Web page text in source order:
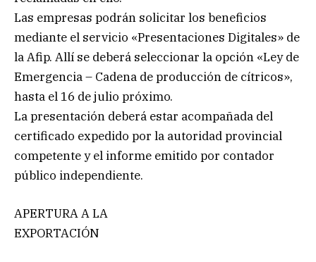
Las empresas podrán solicitar los beneficios
mediante el servicio «Presentaciones Digitales» de
la Afip. Allí se deberá seleccionar la opción «Ley de
Emergencia – Cadena de producción de cítricos»,
hasta el 16 de julio próximo.
La presentación deberá estar acompañada del
certificado expedido por la autoridad provincial
competente y el informe emitido por contador
público independiente.
APERTURA A LA
EXPORTACIÓN